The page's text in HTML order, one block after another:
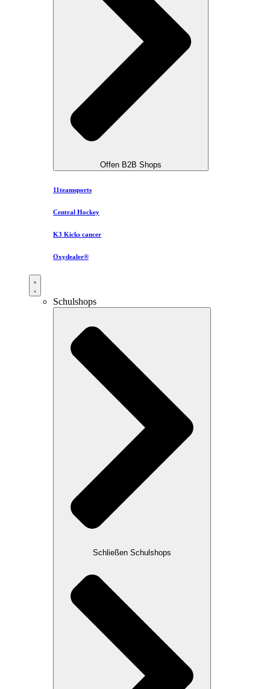
Offen B2B Shops
11teamsports
Central Hockey
K3 Kicks cancer
Oxydealer®
Schulshops
Schließen Schulshops